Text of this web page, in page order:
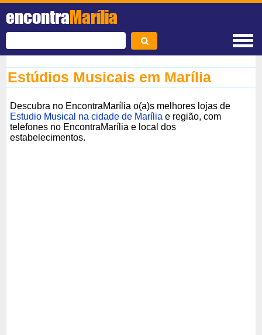
encontraMarília
Estúdios Musicais em Marília
Descubra no EncontraMarília o(a)s melhores lojas de
Estudio Musical na cidade de Marília e região, com
telefones no EncontraMarília e local dos
estabelecimentos.